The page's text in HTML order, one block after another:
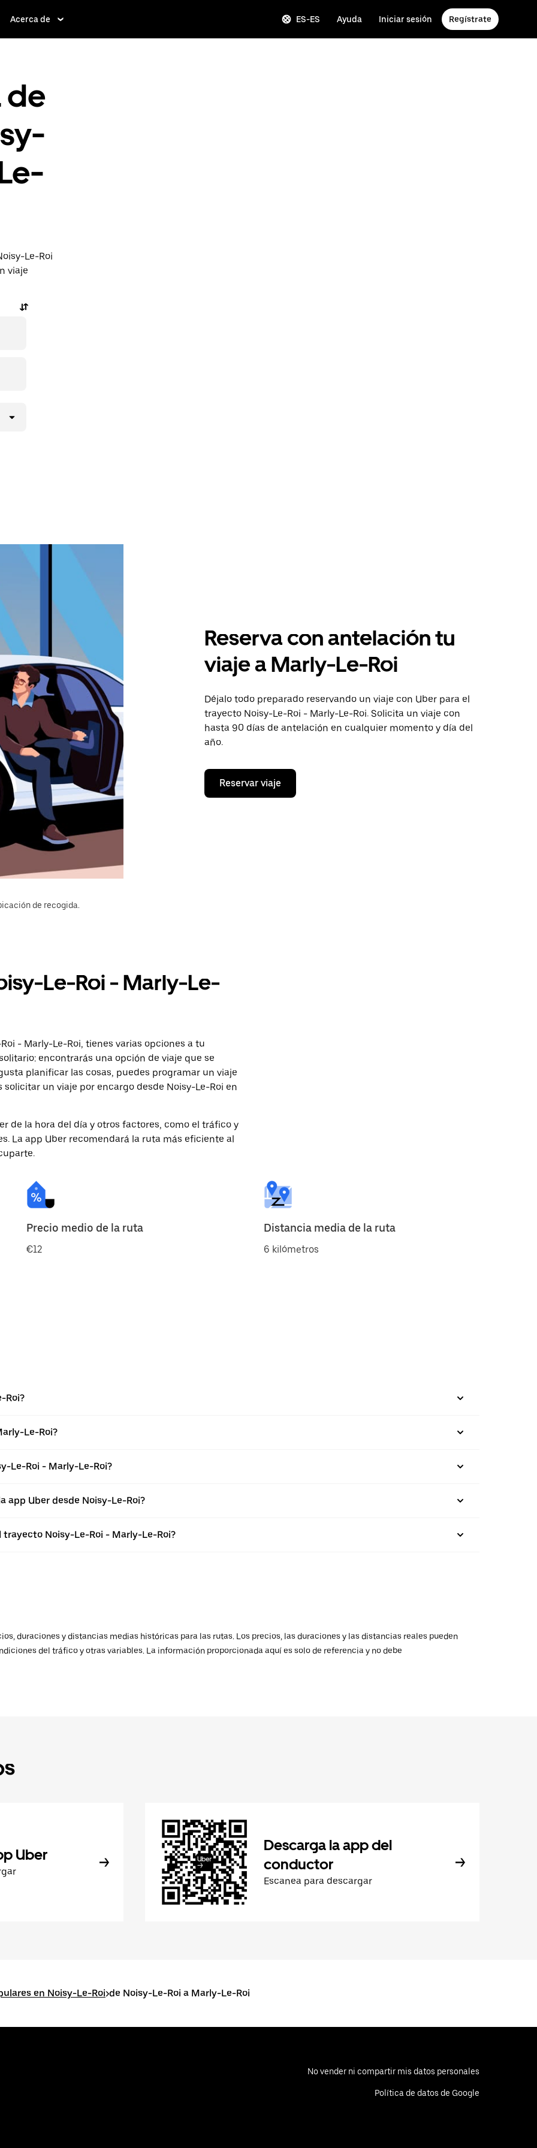
Acerca de ES-ES Ayuda Iniciar sesión Regístrate
de
Le-Roi
viaje
Reserva con antelación tu
viaje a Marly-Le-Roi
Déjalo todo preparado reservando un viaje con Uber para el
trayecto Noisy-Le-Roi - Marly-Le-Roi. Solicita un viaje con
hasta 90 días de antelación en cualquier momento y día del
año.
Reservar viaje
de recogida.
Le-Roi - Marly-Le-
- Marly-Le-Roi, tienes varias opciones a tu
encontrarás una opción de viaje que se
planificar las cosas, puedes programar un viaje
un viaje por encargo desde Noisy-Le-Roi en
de la hora del día y otros factores, como el tráfico y
La app Uber recomendará la ruta más eficiente al
Precio medio de la ruta
€12
Distancia media de la ruta
6 kilómetros
Roi?
Le-Roi?
Le-Roi - Marly-Le-Roi?
app Uber desde Noisy-Le-Roi?
Noisy-Le-Roi - Marly-Le-Roi?
duraciones y distancias medias históricas para las rutas. Los precios, las duraciones y las distancias reales pueden
del tráfico y otras variables. La información proporcionada aquí es solo de referencia y no debe
Uber
Descarga la app del
conductor
Escanea para descargar
en Noisy-Le-Roi>de Noisy-Le-Roi a Marly-Le-Roi
No vender ni compartir mis datos personales
Política de datos de Google